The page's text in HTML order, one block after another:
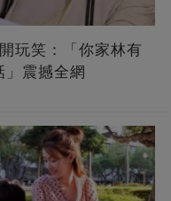
玩笑：「你家林有
震撼全網